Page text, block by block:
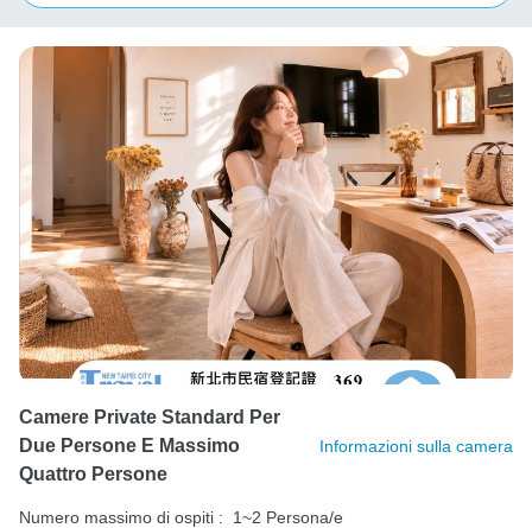
Camere Private Standard Per
Due Persone E Massimo
Quattro Persone
Informazioni sulla camera
Numero massimo di ospiti : 1~2 Persona/e